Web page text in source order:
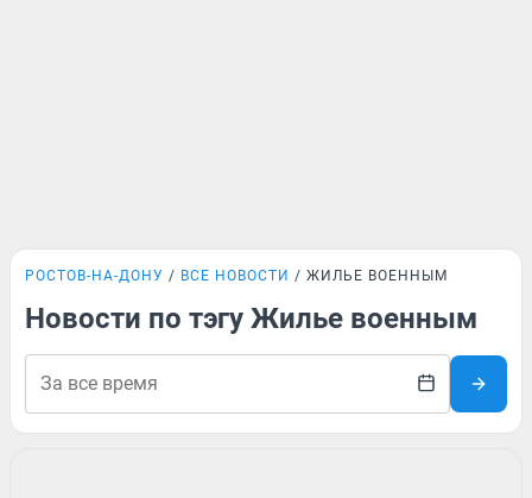
РОСТОВ-НА-ДОНУ ВСЕ НОВОСТИ ЖИЛЬЕ ВОЕННЫМ
Новости по тэгу Жилье военным